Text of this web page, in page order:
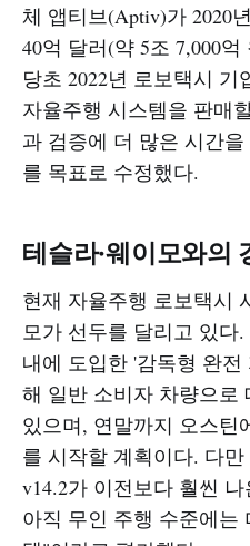
체 앱티브(Aptiv)가 2020
40억 달러(약 5조 7,000
당초 2022년 로보택시
자율주행 시스템을 판매
과 검증에 더 많은 시간
를 목표로 수정했다.​
테슬라·웨이모와의
현재 자율주행 로보택시
모가 선두를 달리고 있다
내에 도입한 '감독형 완
해 일반 소비자 차량으로
있으며, 연말까지 오스틴
를 시작할 계획이다. 다
v14.2가 이전보다 훨씬
아직 무인 주행 수준에는